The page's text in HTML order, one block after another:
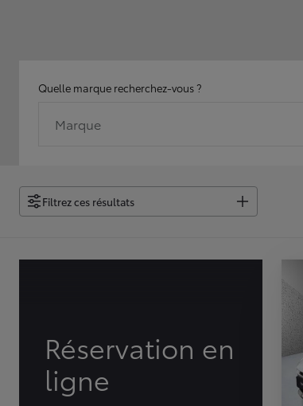
Quelle marque recherchez-vous ?
Marque
Filtrez ces résultats
Réservation en
ligne